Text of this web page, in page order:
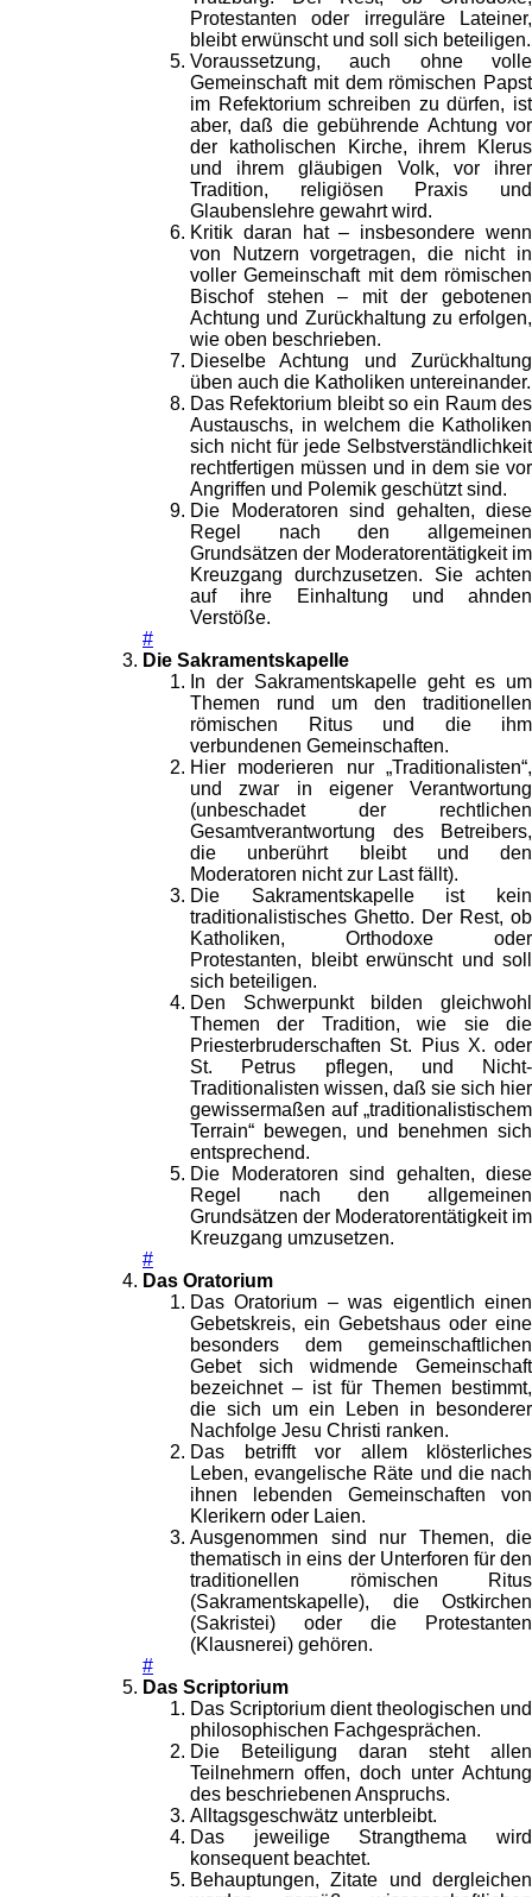
Protestanten oder irreguläre Lateiner,
bleibt erwünscht und soll sich beteiligen.
Voraussetzung, auch ohne volle
Gemeinschaft mit dem römischen Papst
im Refektorium schreiben zu dürfen, ist
aber, daß die gebührende Achtung vor
der katholischen Kirche, ihrem Klerus
und ihrem gläubigen Volk, vor ihrer
Tradition, religiösen Praxis und
Glaubenslehre gewahrt wird.
Kritik daran hat – insbesondere wenn
von Nutzern vorgetragen, die nicht in
voller Gemeinschaft mit dem römischen
Bischof stehen – mit der gebotenen
Achtung und Zurückhaltung zu erfolgen,
wie oben beschrieben.
Dieselbe Achtung und Zurückhaltung
üben auch die Katholiken untereinander.
Das Refektorium bleibt so ein Raum des
Austauschs, in welchem die Katholiken
sich nicht für jede Selbstverständlichkeit
rechtfertigen müssen und in dem sie vor
Angriffen und Polemik geschützt sind.
Die Moderatoren sind gehalten, diese
Regel nach den allgemeinen
Grundsätzen der Moderatorentätigkeit im
Kreuzgang durchzusetzen. Sie achten
auf ihre Einhaltung und ahnden
Verstöße.
#
Die Sakramentskapelle
In der Sakramentskapelle geht es um
Themen rund um den traditionellen
römischen Ritus und die ihm
verbundenen Gemeinschaften.
Hier moderieren nur „Traditionalisten“,
und zwar in eigener Verantwortung
(unbeschadet der rechtlichen
Gesamtverantwortung des Betreibers,
die unberührt bleibt und den
Moderatoren nicht zur Last fällt).
Die Sakramentskapelle ist kein
traditionalistisches Ghetto. Der Rest, ob
Katholiken, Orthodoxe oder
Protestanten, bleibt erwünscht und soll
sich beteiligen.
Den Schwerpunkt bilden gleichwohl
Themen der Tradition, wie sie die
Priesterbruderschaften St. Pius X. oder
St. Petrus pflegen, und Nicht-
Traditionalisten wissen, daß sie sich hier
gewissermaßen auf „traditionalistischem
Terrain“ bewegen, und benehmen sich
entsprechend.
Die Moderatoren sind gehalten, diese
Regel nach den allgemeinen
Grundsätzen der Moderatorentätigkeit im
Kreuzgang umzusetzen.
#
Das Oratorium
Das Oratorium – was eigentlich einen
Gebetskreis, ein Gebetshaus oder eine
besonders dem gemeinschaftlichen
Gebet sich widmende Gemeinschaft
bezeichnet – ist für Themen bestimmt,
die sich um ein Leben in besonderer
Nachfolge Jesu Christi ranken.
Das betrifft vor allem klösterliches
Leben, evangelische Räte und die nach
ihnen lebenden Gemeinschaften von
Klerikern oder Laien.
Ausgenommen sind nur Themen, die
thematisch in eins der Unterforen für den
traditionellen römischen Ritus
(Sakramentskapelle), die Ostkirchen
(Sakristei) oder die Protestanten
(Klausnerei) gehören.
#
Das Scriptorium
Das Scriptorium dient theologischen und
philosophischen Fachgesprächen.
Die Beteiligung daran steht allen
Teilnehmern offen, doch unter Achtung
des beschriebenen Anspruchs.
Alltagsgeschwätz unterbleibt.
Das jeweilige Strangthema wird
konsequent beachtet.
Behauptungen, Zitate und dergleichen